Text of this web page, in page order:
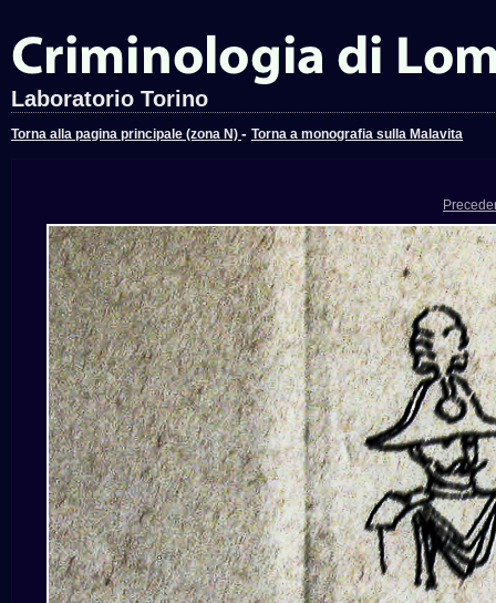
Laboratorio Torino
Torna alla pagina principale (zona N) - Torna a monografia sulla Malavita